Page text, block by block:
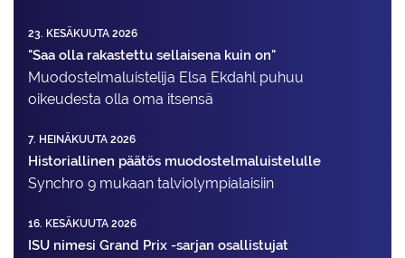
23. KESÄKUUTA 2026
"Saa olla rakastettu sellaisena kuin on"
Muodostelma­luistelija Elsa Ekdahl puhuu
oikeudesta olla oma itsensä
7. HEINÄKUUTA 2026
Historiallinen päätös muodostelmaluistelulle
Synchro 9 mukaan talviolympialaisiin
16. KESÄKUUTA 2026
ISU nimesi Grand Prix -sarjan osallistujat